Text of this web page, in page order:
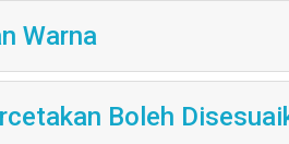
Warna
Boleh